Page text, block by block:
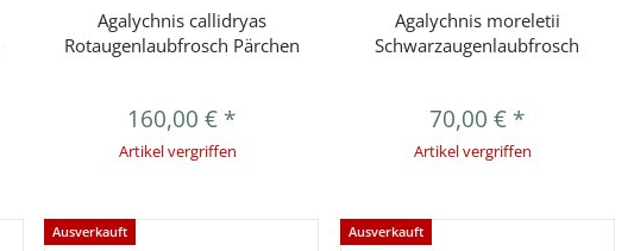
Vorschau
Agalychnis callidryas
Rotaugenlaubfrosch Pärchen
160,00 € *
Artikel vergriffen
Vorschau
Agalychnis moreletii
Schwarzaugenlaubfrosch
70,00 € *
Artikel vergriffen
Ausverkauft Ausverkauft